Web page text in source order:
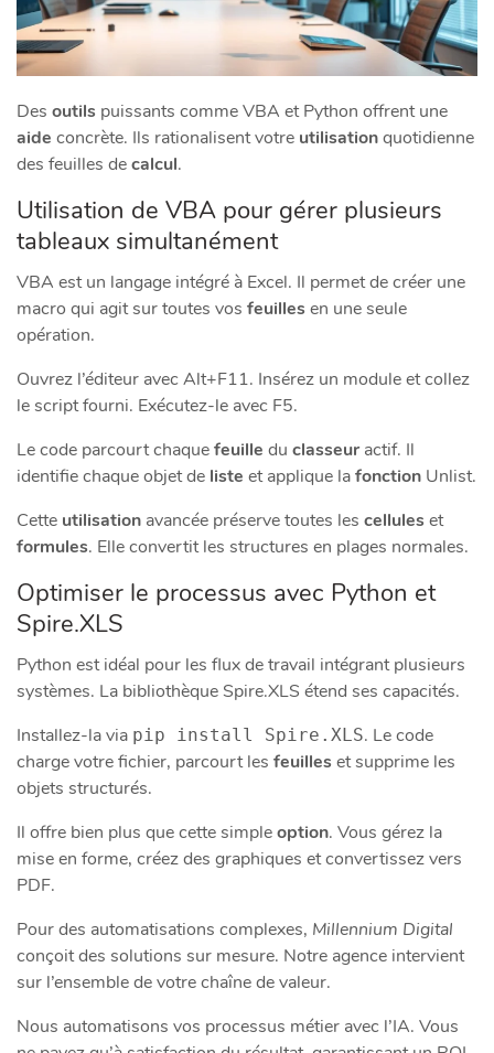
Des outils puissants comme VBA et Python offrent une
aide concrète. Ils rationalisent votre utilisationquotidienne
des feuilles decalcul.
Utilisation de VBA pour gérer plusieurs
tableaux simultanément
VBA est un langage intégré à Excel. Il permet de créer une
macro qui agit sur toutes vos feuillesen une seule
opération.
Ouvrez l’éditeur avec Alt+F11. Insérez un module et collez
le script fourni. Exécutez-le avec F5.
Le code parcourt chaquefeuille du classeuractif. Il
identifie chaque objet de liste et applique lafonction Unlist.
Cette utilisation avancée préserve toutes les celluleset
formules. Elle convertit les structures en plages normales.
Optimiser le processus avec Python et
Spire.XLS
Python est idéal pour les flux de travail intégrant plusieurs
systèmes. La bibliothèque Spire.XLS étend ses capacités.
Installez-la via pip install Spire.XLS. Le code
charge votre fichier, parcourt les feuilleset supprime les
objets structurés.
Il offre bien plus que cette simpleoption. Vous gérez la
mise en forme, créez des graphiques et convertissez vers
PDF.
Pour des automatisations complexes, Millennium Digital
conçoit des solutions sur mesure. Notre agence intervient
sur l’ensemble de votre chaîne de valeur.
Nous automatisons vos processus métier avec l’IA. Vous